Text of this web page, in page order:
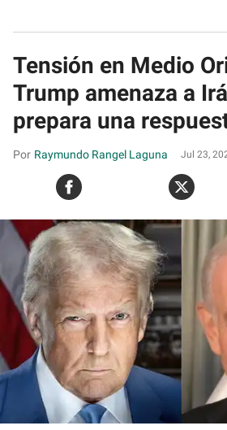
Tensión en Medio
Trump amenaza a
prepara una
Raymundo Rangel Laguna Jul 23,